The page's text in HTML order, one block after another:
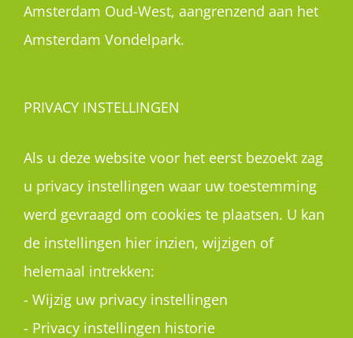
Amsterdam Oud-West, aangrenzend aan het
Amsterdam Vondelpark.
PRIVACY INSTELLINGEN
Als u deze website voor het eerst bezoekt zag
u privacy instellingen waar uw toestemming
werd gevraagd om cookies te plaatsen. U kan
de instellingen hier inzien, wijzigen of
helemaal intrekken:
- Wijzig uw privacy instellingen
- Privacy instellingen historie